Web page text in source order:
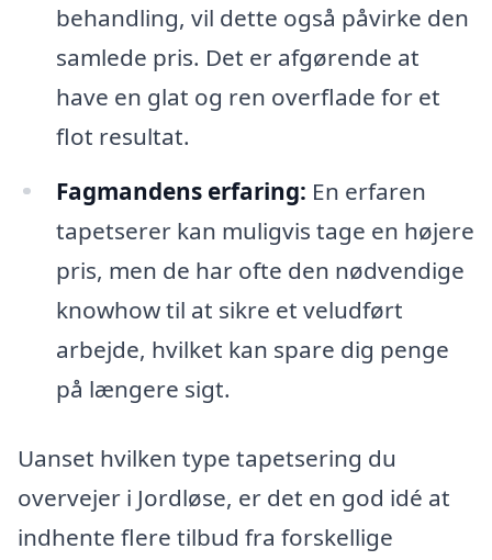
behandling, vil dette også påvirke den
samlede pris. Det er afgørende at
have en glat og ren overflade for et
flot resultat.
Fagmandens erfaring: En erfaren
tapetserer kan muligvis tage en højere
pris, men de har ofte den nødvendige
knowhow til at sikre et veludført
arbejde, hvilket kan spare dig penge
på længere sigt.
Uanset hvilken type tapetsering du
overvejer i Jordløse, er det en god idé at
indhente flere tilbud fra forskellige